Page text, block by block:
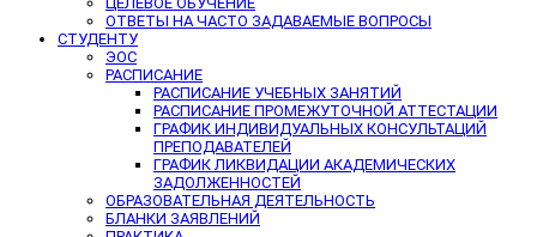
ОТВЕТЫ НА ЧАСТО ЗАДАВАЕМЫЕ ВОПРОСЫ
СТУДЕНТУ
ЭОС
РАСПИСАНИЕ
РАСПИСАНИЕ УЧЕБНЫХ ЗАНЯТИЙ
РАСПИСАНИЕ ПРОМЕЖУТОЧНОЙ АТТЕСТАЦИИ
ГРАФИК ИНДИВИДУАЛЬНЫХ КОНСУЛЬТАЦИЙ
ПРЕПОДАВАТЕЛЕЙ
ГРАФИК ЛИКВИДАЦИИ АКАДЕМИЧЕСКИХ
ЗАДОЛЖЕННОСТЕЙ
ОБРАЗОВАТЕЛЬНАЯ ДЕЯТЕЛЬНОСТЬ
БЛАНКИ ЗАЯВЛЕНИЙ